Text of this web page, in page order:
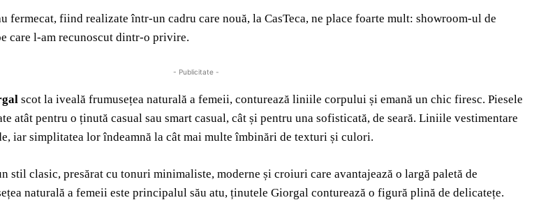
fermecat, fiind realizate într-un cadru care nouă, la CasTeca, ne place foarte mult: showroom-ul de
care l-am recunoscut dintr-o privire.
- Publicitate -
scot la iveală frumusețea naturală a femeii, conturează liniile corpului și emană un chic firesc. Piesele
atât pentru o ținută casual sau smart casual, cât și pentru una sofisticată, de seară. Liniile vestimentare
iar simplitatea lor îndeamnă la cât mai multe îmbinări de texturi și culori.
stil clasic, presărat cu tonuri minimaliste, moderne și croiuri care avantajează o largă paletă de
naturală a femeii este principalul său atu, ținutele Giorgal conturează o figură plină de delicatețe.